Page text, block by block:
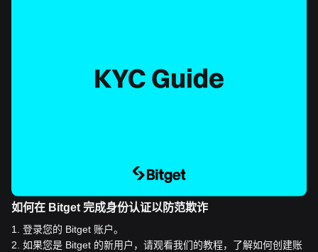
如何在 Bitget 完成身份认证以防范欺诈
1
登录您的 Bitget 账户。
2 如果您是 Bitget 的新用户，请观看我们的教程，了解如何创建账